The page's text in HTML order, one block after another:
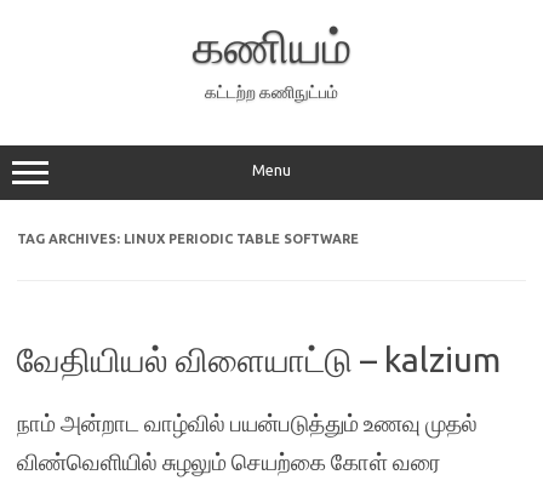
கணியம்
கட்டற்ற கணிநுட்பம்
Menu
TAG ARCHIVES: LINUX PERIODIC TABLE SOFTWARE
வேதியியல் விளையாட்டு – kalzium
நாம் அன்றாட வாழ்வில் பயன்படுத்தும் உணவு முதல்
விண்வெளியில் சுழலும் செயற்கை கோள் வரை